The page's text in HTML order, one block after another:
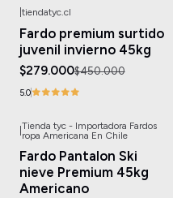
tiendatyc.cl
Fardo premium surtido
juvenil invierno 45kg
$279.000$450.000
5.0
-11%OFF
Tienda tyc - Importadora Fardos
ropa Americana En Chile
Fardo Pantalon Ski
nieve Premium 45kg
Americano